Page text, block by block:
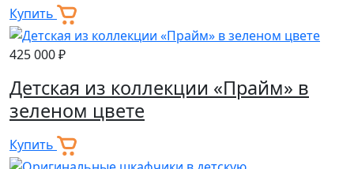
Купить
425 000 ₽
Детская из коллекции «Прайм» в
зеленом цвете
Купить